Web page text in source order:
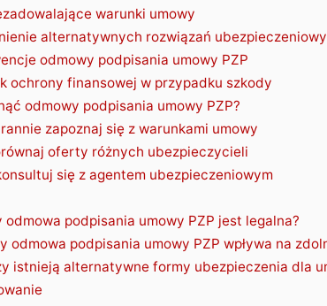
warunki umowy
alternatywnych rozwiązań
odmowy podpisania umowy PZP
ochrony finansowej w przypadku szkody
odmowy podpisania umowy PZP?
zapoznaj się z warunkami umowy
oferty różnych ubezpieczycieli
się z agentem ubezpieczeniowym
odmowa podpisania umowy PZP jest legalna?
odmowa podpisania umowy PZP wpływa na
istnieją alternatywne formy ubezpieczenia dla